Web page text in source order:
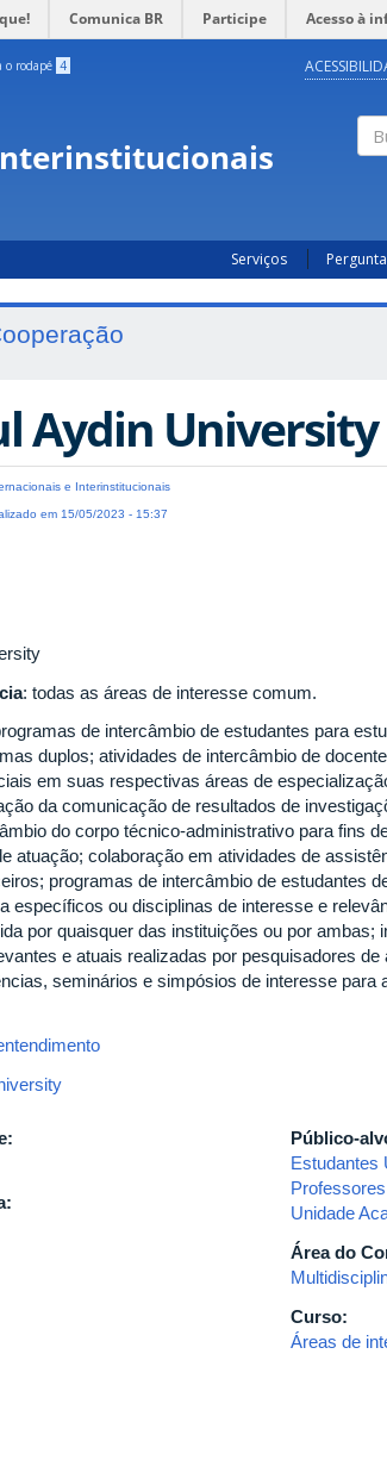
Comunica BR Participe Acesso à
o rodapé 4
Serviços
Aydin University
e Interinstitucionais
em 15/05/2023 - 15:37
: todas as áreas de interesse comum.
de intercâmbio de estudantes para
duplos; atividades de intercâmbio de
em suas respectivas áreas de
da comunicação de resultados de
do corpo técnico-administrativo para fins
atuação; colaboração em atividades de
programas de intercâmbio de estudantes
específicos ou disciplinas de interesse e
por quaisquer das instituições ou por ambas;
e atuais realizadas por pesquisadores
seminários e simpósios de interesse para
Público-
Estudantes
Unidade
Área do
Curso:
Áreas de